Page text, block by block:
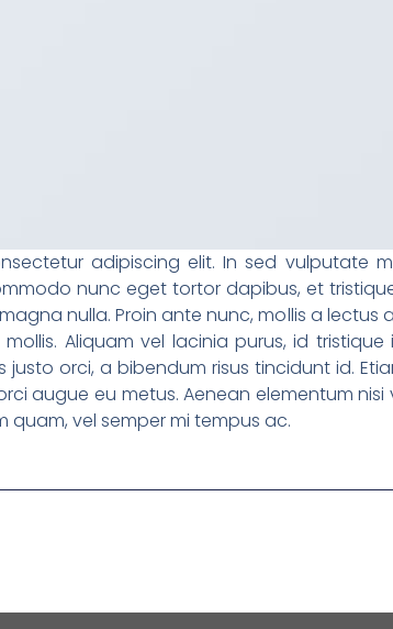
adipiscing elit. In sed vulputate
nunc eget tortor dapibus, et
nulla. Proin ante nunc, mollis a
Aliquam vel lacinia purus, id
justo orci, a bibendum risus tincidunt id.
augue eu metus. Aenean elementum
quam, vel semper mi tempus ac.